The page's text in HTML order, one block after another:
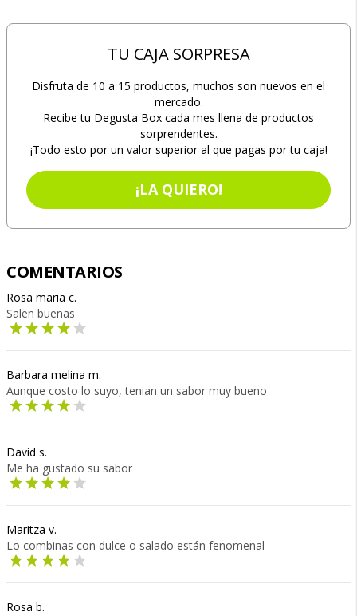
TU CAJA SORPRESA
Disfruta de 10 a 15 productos, muchos son nuevos en el
mercado.
Recibe tu Degusta Box cada mes llena de productos
sorprendentes.
¡Todo esto por un valor superior al que pagas por tu caja!
¡LA QUIERO!
COMENTARIOS
Rosa maria c.
Salen buenas
Barbara melina m.
Aunque costo lo suyo, tenian un sabor muy bueno
David s.
Me ha gustado su sabor
Maritza v.
Lo combinas con dulce o salado están fenomenal
Rosa b.